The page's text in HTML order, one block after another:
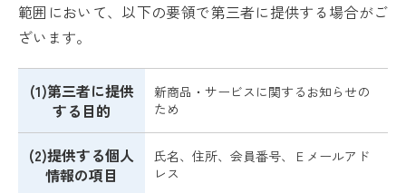
範囲において、以下の要領で第三者に提供する場合がご
ざいます。
(1)第三者に提供
する目的
新商品・サービスに関するお知らせの
ため
(2)提供する個人
情報の項目
氏名、住所、会員番号、Ｅメールアド
レス